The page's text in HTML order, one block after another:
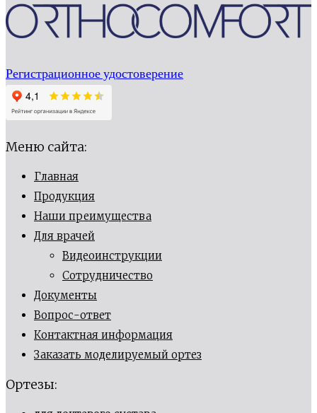
Регистрационное удостоверение
Меню сайта:
Главная
Продукция
Наши преимущества
Для врачей
Видеоинструкции
Сотрудничество
Документы
Вопрос-ответ
Контактная информация
Заказать моделируемый ортез
Ортезы: